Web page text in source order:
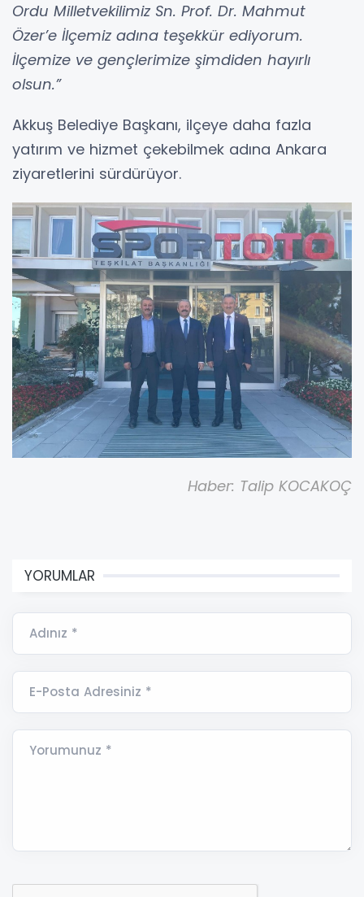
Ordu Milletvekilimiz Sn. Prof. Dr. Mahmut
Özer’e İlçemiz adına teşekkür ediyorum.
İlçemize ve gençlerimize şimdiden hayırlı
olsun.”
Akkuş Belediye Başkanı, ilçeye daha fazla
yatırım ve hizmet çekebilmek adına Ankara
ziyaretlerini sürdürüyor.
Haber: Talip KOCAKOÇ
YORUMLAR
Adınız *
E-Posta Adresiniz *
Yorumunuz *